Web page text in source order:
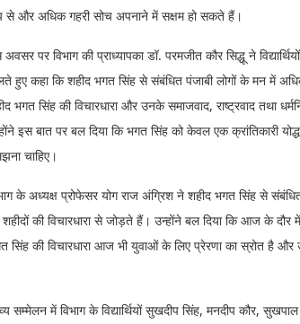
से और अधिक गहरी सोच अपनाने में सक्षम हो सकते हैं।
पर विभाग की प्राध्यापका डॉ. परमजीत कौर सिद्धू ने
हुए कहा कि शहीद भगत सिंह से संबंधित पंजाबी लोगों के मन में
भगत सिंह की विचारधारा और उनके समाजवाद, राष्ट्रवाद तथा
इस बात पर बल दिया कि भगत सिंह को केवल एक क्रांतिकारी
चाहिए।
के अध्यक्ष प्रोफेसर योग राज अंग्रिश ने शहीद भगत सिंह से
की विचारधारा से जोड़ते हैं। उन्होंने बल दिया कि आज के
सिंह की विचारधारा आज भी युवाओं के लिए प्रेरणा का स्रोत है
सम्मेलन में विभाग के विद्यार्थियों सुखदीप सिंह, मनदीप कौर,